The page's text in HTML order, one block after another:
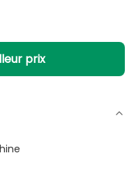
prix